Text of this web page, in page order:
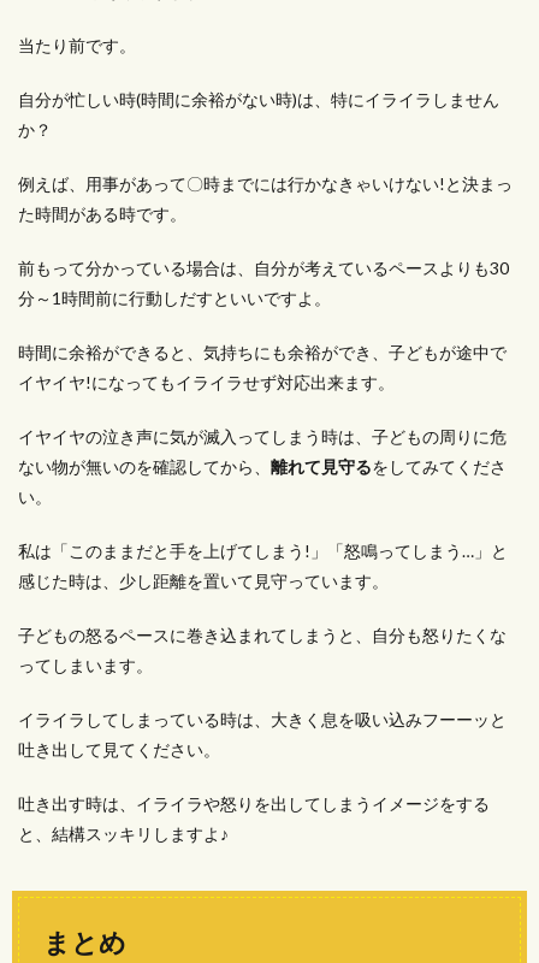
当たり前です。
自分が忙しい時(時間に余裕がない時)は、特にイライラしません
か？
例えば、用事があって〇時までには行かなきゃいけない!と決まっ
た時間がある時です。
前もって分かっている場合は、自分が考えているペースよりも30
分～1時間前に行動しだすといいですよ。
時間に余裕ができると、気持ちにも余裕ができ、子どもが途中で
イヤイヤ!になってもイライラせず対応出来ます。
イヤイヤの泣き声に気が滅入ってしまう時は、子どもの周りに危
ない物が無いのを確認してから、 離れて見守るをしてみてくださ
い。
私は「このままだと手を上げてしまう!」「怒鳴ってしまう…」と
感じた時は、少し距離を置いて見守っています。
子どもの怒るペースに巻き込まれてしまうと、自分も怒りたくな
ってしまいます。
イライラしてしまっている時は、大きく息を吸い込みフーーッと
吐き出して見てください。
吐き出す時は、イライラや怒りを出してしまうイメージをする
と、結構スッキリしますよ♪
まとめ